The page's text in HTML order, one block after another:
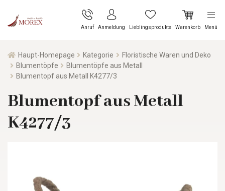
Anruf Anmeldung Lieblingsprodukte Warenkorb Menü
Haupt-Homepage Kategorie
Floristische Waren und Deko
Blumentöpfe
Blumentöpfe aus Metall
Blumentopf aus Metall K4277/3
Blumentopf aus Metall
K4277/3